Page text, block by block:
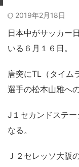
2019年2月18日
日本中がサッカー
いる６月１６日。
唐突にTL（タイム
選手の松本山雅へ
J１セカンドステ
なる。
Ｊ２セレッソ大阪